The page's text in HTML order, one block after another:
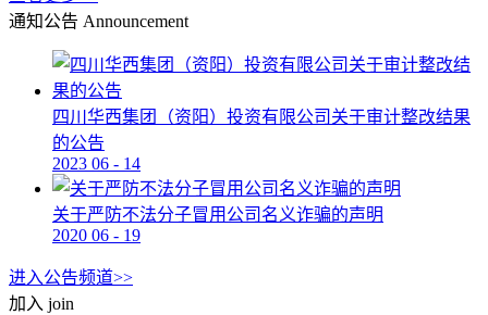
通知公告 Announcement
四川华西集团（资阳）投资有限公司关于审计整改结果
的公告
2023 06 - 14
关于严防不法分子冒用公司名义诈骗的声明
2020 06 - 19
进入公告频道>>
加入 join